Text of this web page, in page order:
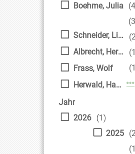
Boehme, Julia
Schneider, Liane
Albrecht, Herdis [Ill.]
Frass, Wolf
Herwald, Hans-Joachim
Jahr
2026 (1)
2025